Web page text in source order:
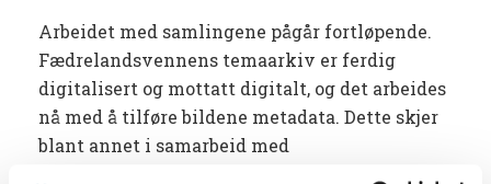
Arbeidet med samlingene pågår fortløpende.
Fædrelandsvennens temaarkiv er ferdig
digitalisert og mottatt digitalt, og det arbeides
nå med å tilføre bildene metadata. Dette skjer
blant annet i samarbeid med